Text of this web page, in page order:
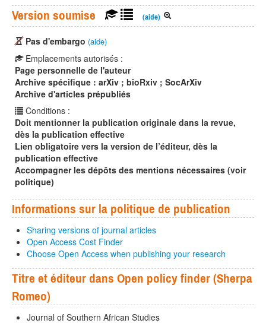
Version soumise (aide)
Pas d'embargo (aide)
Emplacements autorisés :
Page personnelle de l'auteur
Archive spécifique : arXiv ; bioRxiv ; SocArXiv
Archive d'articles prépubliés
Conditions :
Doit mentionner la publication originale dans la revue,
dès la publication effective
Lien obligatoire vers la version de l’éditeur, dès la
publication effective
Accompagner les dépôts des mentions nécessaires (voir
politique)
Informations sur la politique de publication
Sharing versions of journal articles
Open Access Cost Finder
Choose Open Access when publishing your research
Titre et éditeur dans Open policy finder (Sherpa
Romeo)
Journal of Southern African Studies